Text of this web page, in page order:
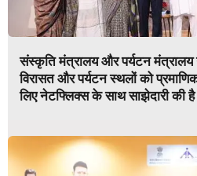
संस्कृति मंत्रालय और पर्यटन
विरासत और पर्यटन स्थलों को
लिए नेटफ्लिक्स के साथ साझेदारी की है